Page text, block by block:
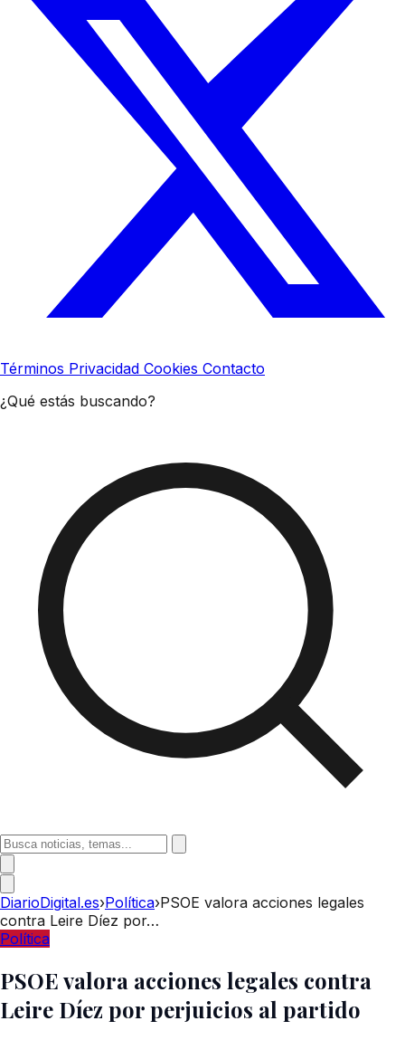
Términos Privacidad Cookies Contacto
¿Qué estás buscando?
DiarioDigital.es›Política›PSOE valora acciones legales
contra Leire Díez por…
Política
PSOE valora acciones legales contra
Leire Díez por perjuicios al partido